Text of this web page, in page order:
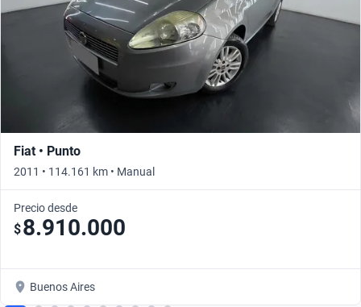
Fiat • Punto
2011 • 114.161 km • Manual
Precio desde
$8.910.000
Buenos Aires